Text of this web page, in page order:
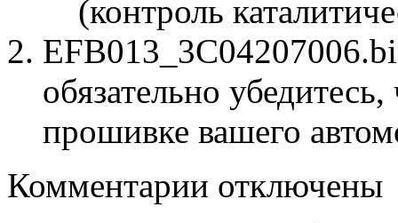
(контроль
обязательно
прошивке вашего
Комментарии записи
отключены